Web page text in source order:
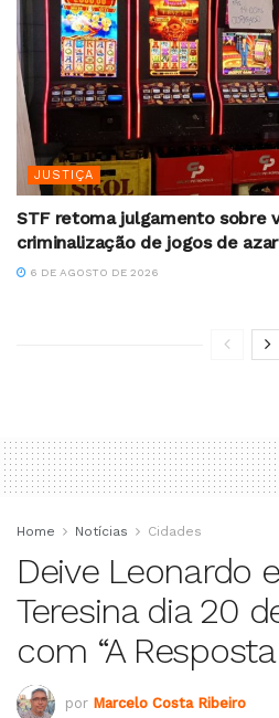
JUSTIÇA
STF retoma julgamento sobre
criminalização de jogos de
6 DE AGOSTO DE 2026
Home Notícias Cidades
Deive Leonardo
Teresina dia 20
com “A
por Marcelo Costa Ribeiro